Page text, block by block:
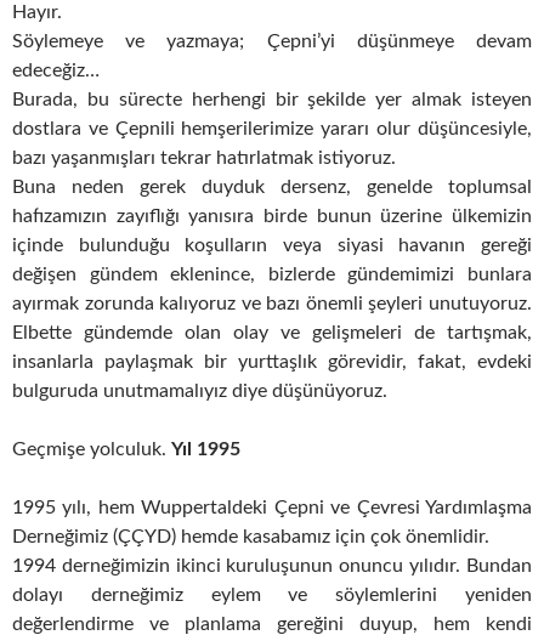
Hayır.
Söylemeye ve yazmaya; Çepni’yi düşünmeye devam
edeceğiz…
Burada, bu sürecte herhengi bir şekilde yer almak isteyen
dostlara ve Çepnili hemşerilerimize yararı olur düşüncesiyle,
bazı yaşanmışları tekrar hatırlatmak istiyoruz.
Buna neden gerek duyduk dersenz, genelde toplumsal
hafızamızın zayıflığı yanısıra birde bunun üzerine ülkemizin
içinde bulunduğu koşulların veya siyasi havanın gereği
değişen gündem eklenince, bizlerde gündemimizi bunlara
ayırmak zorunda kalıyoruz ve bazı önemli şeyleri unutuyoruz.
Elbette gündemde olan olay ve gelişmeleri de tartışmak,
insanlarla paylaşmak bir yurttaşlık görevidir, fakat, evdeki
bulguruda unutmamalıyız diye düşünüyoruz.
Geçmişe yolculuk. Yıl 1995
1995 yılı, hem Wuppertaldeki Çepni ve Çevresi Yardımlaşma
Derneğimiz (ÇÇYD) hemde kasabamız için çok önemlidir.
1994 derneğimizin ikinci kuruluşunun onuncu yılıdır. Bundan
dolayı derneğimiz eylem ve söylemlerini yeniden
değerlendirme ve planlama gereğini duyup, hem kendi